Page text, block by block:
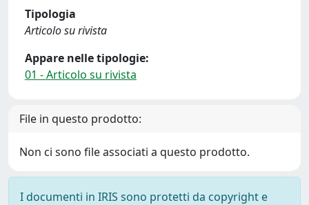
Tipologia
Articolo su rivista
Appare nelle tipologie:
01 - Articolo su rivista
File in questo prodotto:
Non ci sono file associati a questo prodotto.
I documenti in IRIS sono protetti da copyright e